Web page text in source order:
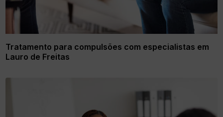
Tratamento para compulsões com especialistas em
Lauro de Freitas